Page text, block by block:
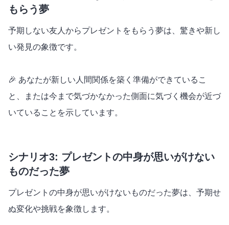
もらう夢
予期しない友人からプレゼントをもらう夢は、驚きや新し
い発見の象徴です。
🎉 あなたが新しい人間関係を築く準備ができているこ
と、または今まで気づかなかった側面に気づく機会が近づ
いていることを示しています。
シナリオ3: プレゼントの中身が思いがけない
ものだった夢
プレゼントの中身が思いがけないものだった夢は、予期せ
ぬ変化や挑戦を象徴します。